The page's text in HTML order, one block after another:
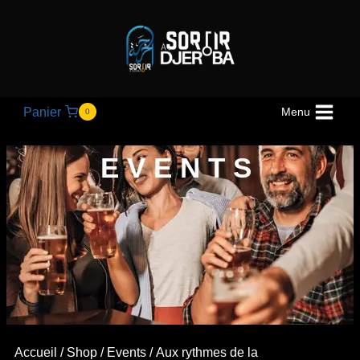
Panier 0 Menu
EVENTS
Accueil / Shop / Events /Aux rythmes de la